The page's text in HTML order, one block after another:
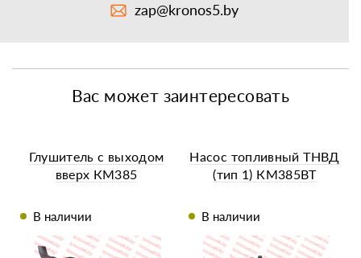
zap@kronos5.by
Вас может заинтересовать
Глушитель с выходом
вверх КМ385
В наличии
Насос топливный ТНВД
(тип 1) КМ385ВТ
В наличии